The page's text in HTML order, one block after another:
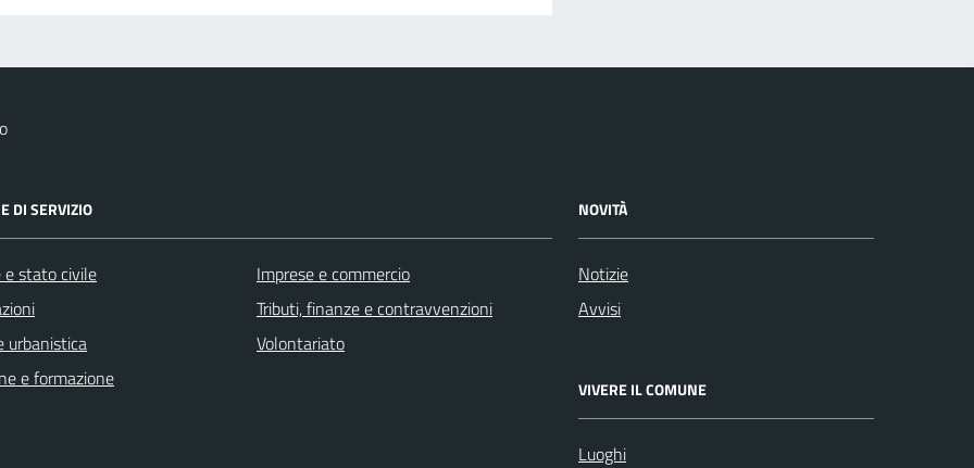
DI SERVIZIO
e stato civile
urbanistica
e formazione
Imprese e commercio
Tributi, finanze e contravvenzioni
Volontariato
NOVITÀ
Notizie
Avvisi
VIVERE IL COMUNE
Luoghi